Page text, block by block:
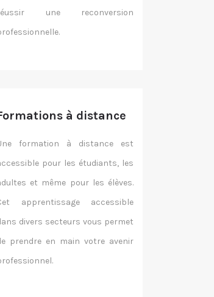
une reconversion
à distance
formation à distance est
pour les étudiants, les
et même pour les élèves.
apprentissage accessible
divers secteurs vous permet
prendre en main votre avenir